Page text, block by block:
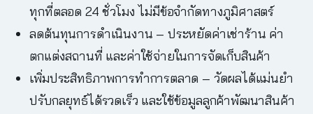
ทุกที่ตลอด 24 ชั่วโมง ไม่มีข้อจำกัดทางภูมิศาสตร์
ลดต้นทุนการดำเนินงาน – ประหยัดค่าเช่าร้าน ค่า
ตกแต่งสถานที่ และค่าใช้จ่ายในการจัดเก็บสินค้า
เพิ่มประสิทธิภาพการทำการตลาด – วัดผลได้แม่นยำ
ปรับกลยุทธ์ได้รวดเร็ว และใช้ข้อมูลลูกค้าพัฒนาสินค้า